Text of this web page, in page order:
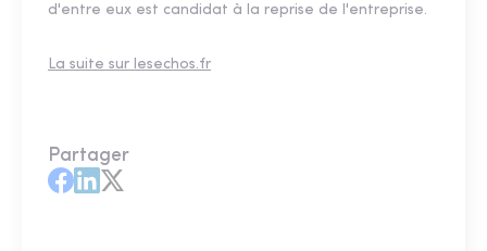
d'entre eux est candidat à la reprise de l'entreprise.
La suite sur lesechos.fr
Partager